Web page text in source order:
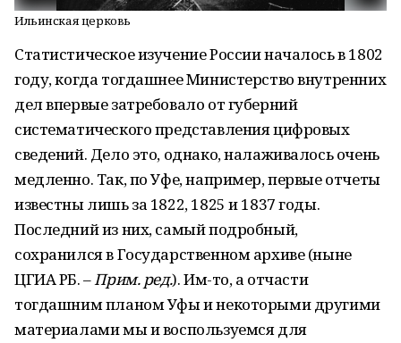
Ильинская церковь
Статистическое изучение России началось в 1802
году, когда тогдашнее Министерство внутренних
дел впервые затребовало от губерний
систематического представления цифровых
сведений. Дело это, однако, налаживалось очень
медленно. Так, по Уфе, например, первые отчеты
известны лишь за 1822, 1825 и 1837 годы.
Последний из них, самый подробный,
сохранился в Государственном архиве (ныне
ЦГИА РБ. –Прим. ред.). Им-то, а отчасти
тогдашним планом Уфы и некоторыми другими
материалами мы и воспользуемся для